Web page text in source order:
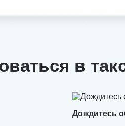
в
Дождитесь